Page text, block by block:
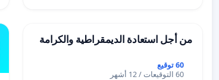
من أجل استعادة الديمقراطية والكرامة
60 توقيع
60 التوقيعات / 12 أشهر